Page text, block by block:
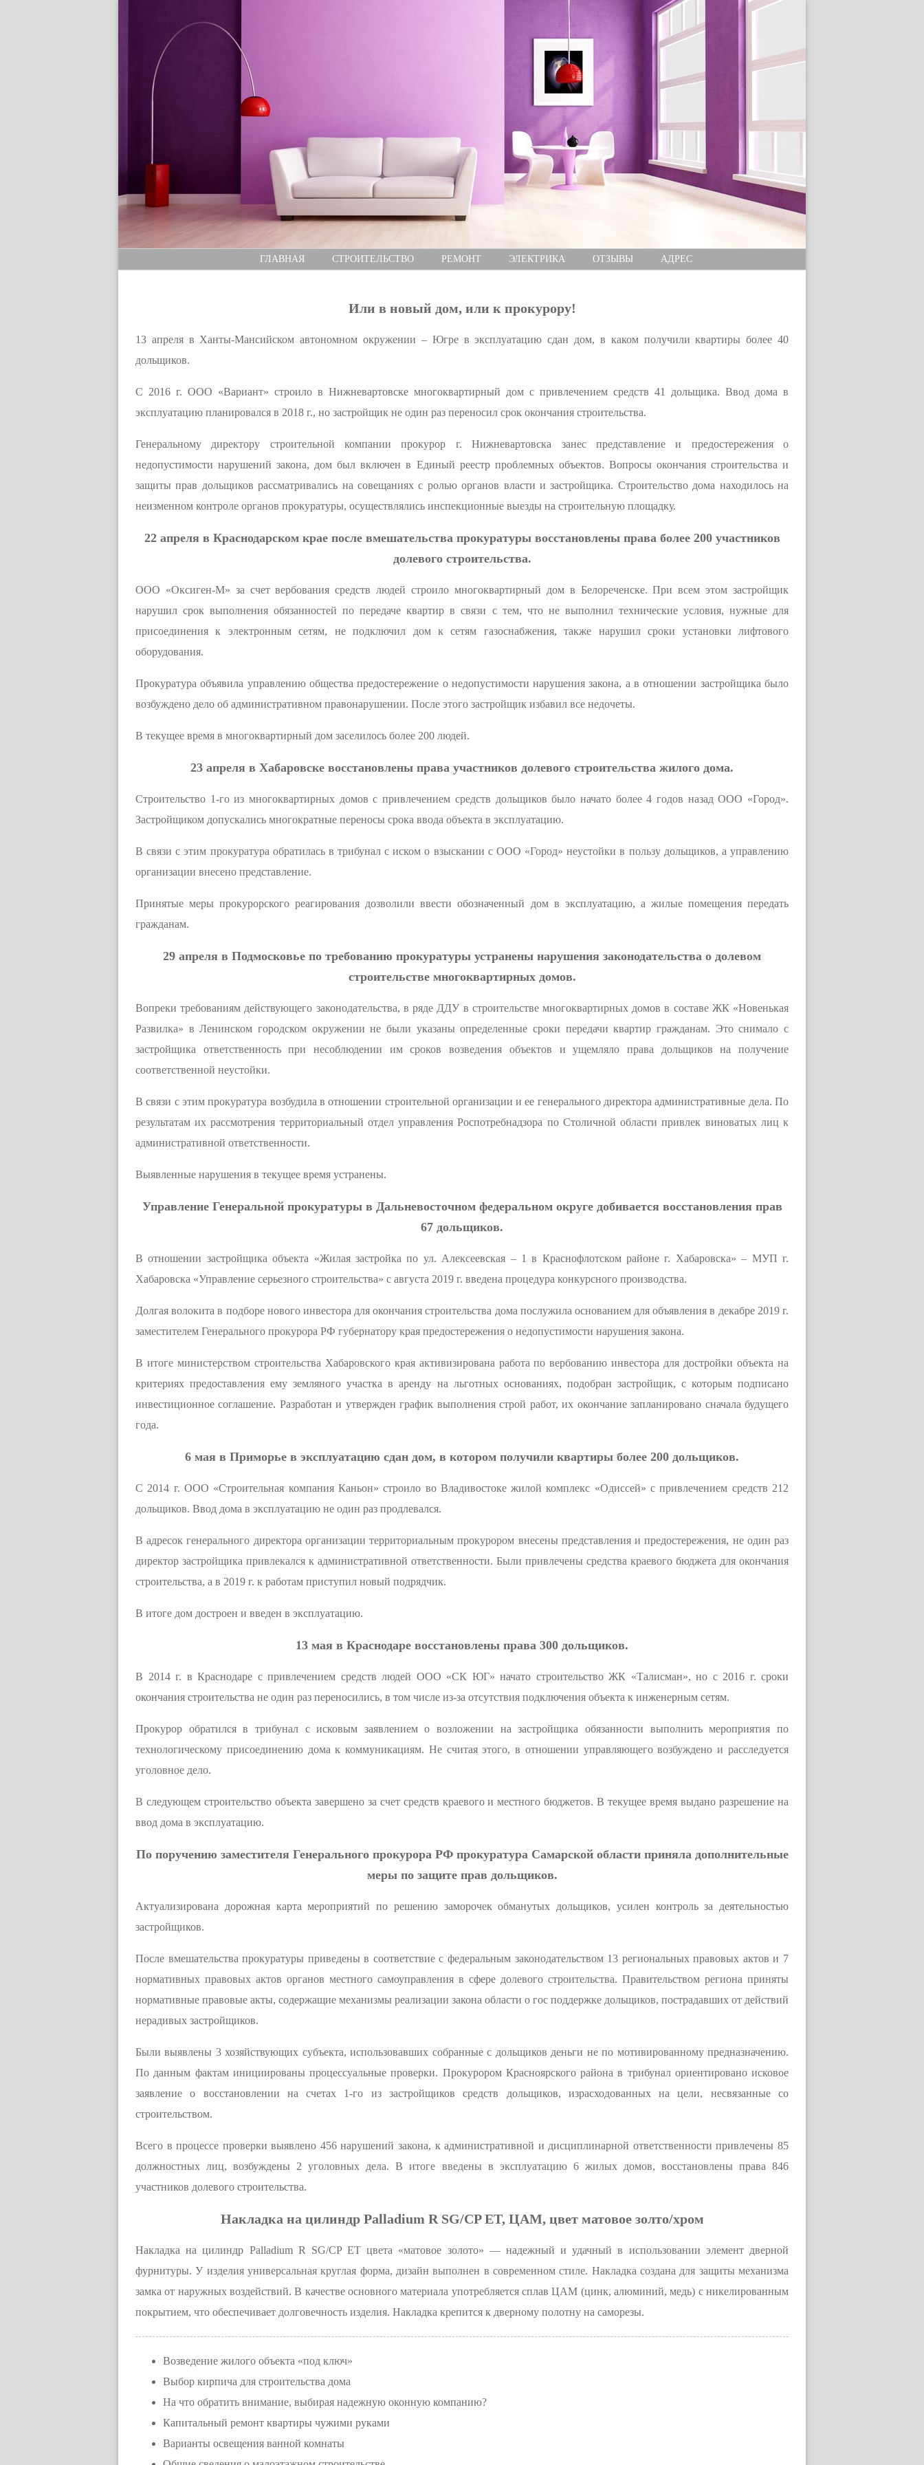
ГЛАВНАЯ СТРОИТЕЛЬСТВО РЕМОНТ ЭЛЕКТРИКА ОТЗЫВЫ АДРЕС
Или в новый дом, или к прокурору!
13 апреля в Ханты-Мансийском автономном окружении – Югре в эксплуатацию сдан дом, в каком получили квартиры более 40
дольщиков.
С 2016 г. ООО «Вариант» строило в Нижневартовске многоквартирный дом с привлечением средств 41 дольщика. Ввод дома в
эксплуатацию планировался в 2018 г., но застройщик не один раз переносил срок окончания строительства.
Генеральному директору строительной компании прокурор г. Нижневартовска занес представление и предостережения о
недопустимости нарушений закона, дом был включен в Единый реестр проблемных объектов. Вопросы окончания строительства и
защиты прав дольщиков рассматривались на совещаниях с ролью органов власти и застройщика. Строительство дома находилось на
неизменном контроле органов прокуратуры, осуществлялись инспекционные выезды на строительную площадку.
22 апреля в Краснодарском крае после вмешательства прокуратуры восстановлены права более 200 участников
долевого строительства.
ООО «Оксиген-М» за счет вербования средств людей строило многоквартирный дом в Белореченске. При всем этом застройщик
нарушил срок выполнения обязанностей по передаче квартир в связи с тем, что не выполнил технические условия, нужные для
присоединения к электронным сетям, не подключил дом к сетям газоснабжения, также нарушил сроки установки лифтового
оборудования.
Прокуратура объявила управлению общества предостережение о недопустимости нарушения закона, а в отношении застройщика было
возбуждено дело об административном правонарушении. После этого застройщик избавил все недочеты.
В текущее время в многоквартирный дом заселилось более 200 людей.
23 апреля в Хабаровске восстановлены права участников долевого строительства жилого дома.
Строительство 1-го из многоквартирных домов с привлечением средств дольщиков было начато более 4 годов назад ООО «Город».
Застройщиком допускались многократные переносы срока ввода объекта в эксплуатацию.
В связи с этим прокуратура обратилась в трибунал с иском о взыскании с ООО «Город» неустойки в пользу дольщиков, а управлению
организации внесено представление.
Принятые меры прокурорского реагирования дозволили ввести обозначенный дом в эксплуатацию, а жилые помещения передать
гражданам.
29 апреля в Подмосковье по требованию прокуратуры устранены нарушения законодательства о долевом
строительстве многоквартирных домов.
Вопреки требованиям действующего законодательства, в ряде ДДУ в строительстве многоквартирных домов в составе ЖК «Новенькая
Развилка» в Ленинском городском окружении не были указаны определенные сроки передачи квартир гражданам. Это снимало с
застройщика ответственность при несоблюдении им сроков возведения объектов и ущемляло права дольщиков на получение
соответственной неустойки.
В связи с этим прокуратура возбудила в отношении строительной организации и ее генерального директора административные дела. По
результатам их рассмотрения территориальный отдел управления Роспотребнадзора по Столичной области привлек виноватых лиц к
административной ответственности.
Выявленные нарушения в текущее время устранены.
Управление Генеральной прокуратуры в Дальневосточном федеральном округе добивается восстановления прав
67 дольщиков.
В отношении застройщика объекта «Жилая застройка по ул. Алексеевская – 1 в Краснофлотском районе г. Хабаровска» – МУП г.
Хабаровска «Управление серьезного строительства» с августа 2019 г. введена процедура конкурсного производства.
Долгая волокита в подборе нового инвестора для окончания строительства дома послужила основанием для объявления в декабре 2019 г.
заместителем Генерального прокурора РФ губернатору края предостережения о недопустимости нарушения закона.
В итоге министерством строительства Хабаровского края активизирована работа по вербованию инвестора для достройки объекта на
критериях предоставления ему земляного участка в аренду на льготных основаниях, подобран застройщик, с которым подписано
инвестиционное соглашение. Разработан и утвержден график выполнения строй работ, их окончание запланировано сначала будущего
года.
6 мая в Приморье в эксплуатацию сдан дом, в котором получили квартиры более 200 дольщиков.
С 2014 г. ООО «Строительная компания Каньон» строило во Владивостоке жилой комплекс «Одиссей» с привлечением средств 212
дольщиков. Ввод дома в эксплуатацию не один раз продлевался.
В адресок генерального директора организации территориальным прокурором внесены представления и предостережения, не один раз
директор застройщика привлекался к административной ответственности. Были привлечены средства краевого бюджета для окончания
строительства, а в 2019 г. к работам приступил новый подрядчик.
В итоге дом достроен и введен в эксплуатацию.
13 мая в Краснодаре восстановлены права 300 дольщиков.
В 2014 г. в Краснодаре с привлечением средств людей ООО «СК ЮГ» начато строительство ЖК «Талисман», но с 2016 г. сроки
окончания строительства не один раз переносились, в том числе из-за отсутствия подключения объекта к инженерным сетям.
Прокурор обратился в трибунал с исковым заявлением о возложении на застройщика обязанности выполнить мероприятия по
технологическому присоединению дома к коммуникациям. Не считая этого, в отношении управляющего возбуждено и расследуется
уголовное дело.
В следующем строительство объекта завершено за счет средств краевого и местного бюджетов. В текущее время выдано разрешение на
ввод дома в эксплуатацию.
По поручению заместителя Генерального прокурора РФ прокуратура Самарской области приняла дополнительные
меры по защите прав дольщиков.
Актуализирована дорожная карта мероприятий по решению заморочек обманутых дольщиков, усилен контроль за деятельностью
застройщиков.
После вмешательства прокуратуры приведены в соответствие с федеральным законодательством 13 региональных правовых актов и 7
нормативных правовых актов органов местного самоуправления в сфере долевого строительства. Правительством региона приняты
нормативные правовые акты, содержащие механизмы реализации закона области о гос поддержке дольщиков, пострадавших от действий
нерадивых застройщиков.
Были выявлены 3 хозяйствующих субъекта, использовавших собранные с дольщиков деньги не по мотивированному предназначению.
По данным фактам инициированы процессуальные проверки. Прокурором Красноярского района в трибунал ориентировано исковое
заявление о восстановлении на счетах 1-го из застройщиков средств дольщиков, израсходованных на цели, несвязанные со
строительством.
Всего в процессе проверки выявлено 456 нарушений закона, к административной и дисциплинарной ответственности привлечены 85
должностных лиц, возбуждены 2 уголовных дела. В итоге введены в эксплуатацию 6 жилых домов, восстановлены права 846
участников долевого строительства.
Накладка на цилиндр Palladium R SG/CP ET, ЦАМ, цвет матовое золто/хром
Накладка на цилиндр Palladium R SG/CP ET цвета «матовое золото» — надежный и удачный в использовании элемент дверной
фурнитуры. У изделия универсальная круглая форма, дизайн выполнен в современном стиле. Накладка создана для защиты механизма
замка от наружных воздействий. В качестве основного материала употребляется сплав ЦАМ (цинк, алюминий, медь) с никелированным
покрытием, что обеспечивает долговечность изделия. Накладка крепится к дверному полотну на саморезы.
Возведение жилого объекта «под ключ»
Выбор кирпича для строительства дома
На что обратить внимание, выбирая надежную оконную компанию?
Капитальный ремонт квартиры чужими руками
Варианты освещения ванной комнаты